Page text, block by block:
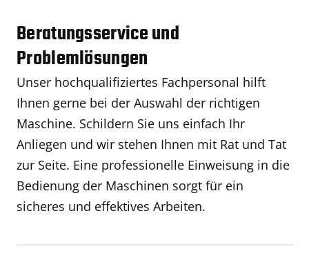
Beratungsservice und
Problemlösungen
Unser hochqualifiziertes Fachpersonal hilft
Ihnen gerne bei der Auswahl der richtigen
Maschine. Schildern Sie uns einfach Ihr
Anliegen und wir stehen Ihnen mit Rat und Tat
zur Seite. Eine professionelle Einweisung in die
Bedienung der Maschinen sorgt für ein
sicheres und effektives Arbeiten.